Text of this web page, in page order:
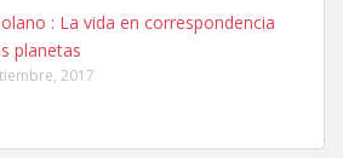
ninfa papillera, asustada tiene miedo a la
: La vida en correspondencia
planetas
2017